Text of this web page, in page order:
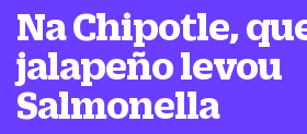
Na Chipotle,
jalapeño levou
Salmonella